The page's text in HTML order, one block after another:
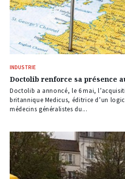
INDUSTRIE
Doctolib renforce sa présence
Doctolib a annoncé, le 6 mai,
britannique Medicus, éditrice d’un
médecins généralistes du...